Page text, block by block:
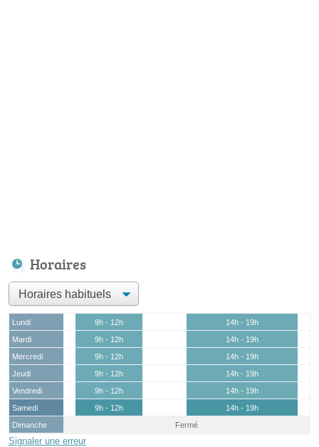
Horaires
Lundi 9h - 12h
14h - 19h
Mardi
9h - 12h
14h - 19h
Mercredi
9h - 12h
14h - 19h
Jeudi
9h - 12h
14h - 19h
Vendredi
9h - 12h
14h - 19h
Samedi
9h - 12h
14h - 19h
Dimanche
Fermé
Signaler une erreur